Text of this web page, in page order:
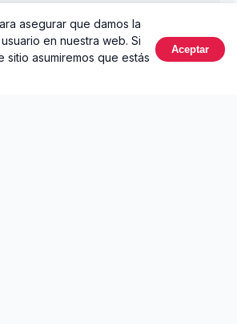
Version De Mi
• 14 canciones
asegurar que damos la
en nuestra web. Si
sitio asumiremos que estás
Aceptar